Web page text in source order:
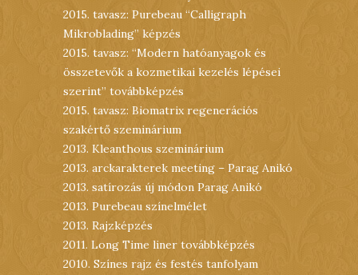
2015. tavasz: Purebeau “Calligraph
Mikroblading” képzés
2015. tavasz: “Modern hatóanyagok és
összetevők a kozmetikai kezelés lépései
szerint” továbbképzés
2015. tavasz: Biomatrix regenerációs
szakértő szeminárium
2013. Kleanthous szeminárium
2013. arckarakterek meeting – Parag Anikó
2013. satírozás új módon Parag Anikó
2013. Purebeau színelmélet
2013. Rajzképzés
2011. Long Time liner továbbképzés
2010. Színes rajz és festés tanfolyam